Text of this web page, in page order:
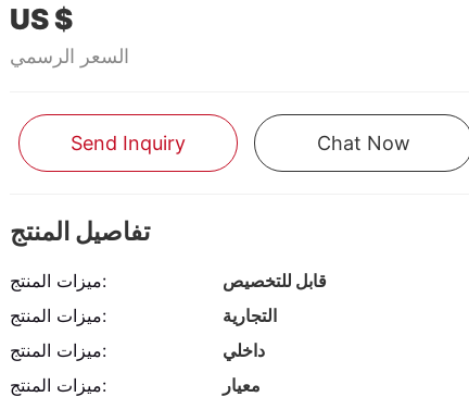
US $
السعر الرسمي
Send Inquiry Chat Now
تفاصيل المنتج
ميزات المنتج:
قابل للتخصيص
ميزات المنتج:
التجارية
ميزات المنتج:
داخلي
ميزات المنتج:
معيار